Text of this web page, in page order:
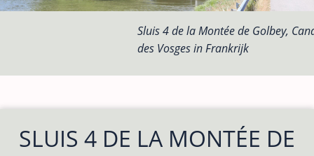
Sluis 4 de la Montée de Golbey,
des Vosges in Frankrijk
SLUIS 4 DE LA MONTÉE DE